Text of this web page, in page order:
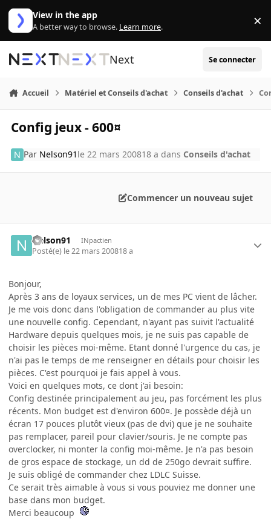
Aller au contenu
View in the app
A better way to browse. Learn more. ×
Next Se connecter
Accueil Matériel et Conseils d'achat Conseils d'achat
Config jeux - 600¤
Par Nelson91 le 22 mars 200818 a dans Conseils d'achat
Commencer un nouveau sujet
Nelson91 INpactien
Posté(e) le 22 mars 200818 a
Bonjour,
Après 3 ans de loyaux services, un de mes PC vient de lâcher.
Je me vois donc dans l'obligation de commander au plus vite
une nouvelle config. Cependant, n'ayant pas suivit l'actualité
Hardware depuis quelques mois, je ne suis pas capable de
choisir les pièces moi-même. Etant donné l'urgence du cas, je
n'ai pas le temps de me renseigner en détails pour choisir les
pièces. C'est pourquoi je fais appel à vous.
Voici en quelques mots, ce dont j'ai besoin:
Config destinée principalement au jeu, pas forcément les plus
récents. Mon budget est d'environ 600¤. Je possède déjà un
écran 17 pouces plutôt vieux (pas de dvi) que je ne souhaite
pas remplacer, pareil pour clavier/souris. Je ne compte pas
overclocker, ni monter la config moi-même. Je n'a pas besoin
de gros espace de stockage, un dd de 250go devrait suffire.
Je suis obligé de commander chez LDLC Suisse.
Ce serait très aimable à vous si vous pouviez me donner une
base dans mon budget.
Merci beaucoup